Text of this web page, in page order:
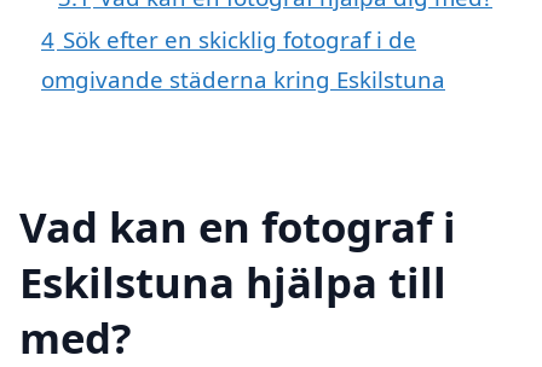
4 Sök efter en skicklig fotograf i de
omgivande städerna kring Eskilstuna
Vad kan en fotograf i
Eskilstuna hjälpa till
med?